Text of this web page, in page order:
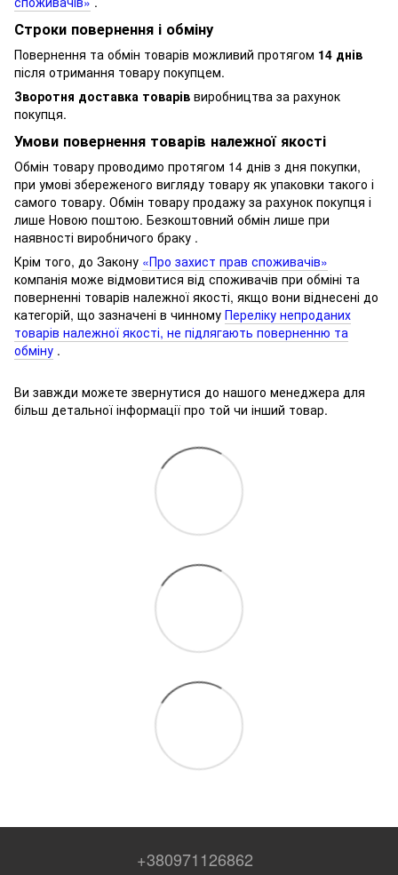
Строки повернення і обміну
Повернення та обмін товарів можливий протягом 14 днів
після отримання товару покупцем.
Зворотня доставка товарів виробництва за рахунок
покупця.
Умови повернення товарів належної якості
Обмін товару проводимо протягом 14 днів з дня покупки,
при умові збереженого вигляду товару як упаковки такого і
самого товару. Обмін товару продажу за рахунок покупця і
лише Новою поштою. Безкоштовний обмін лише при
наявності виробничого браку .
Крім того, до Закону «Про захист прав споживачів»
компанія може відмовитися від споживачів при обміні та
поверненні товарів належної якості, якщо вони віднесені до
категорій, що зазначені в чинному Переліку непроданих
товарів належної якості, не підлягають поверненню та
обміну .
Ви завжди можете звернутися до нашого менеджера для
більш детальної інформації про той чи інший товар.
+380971126862